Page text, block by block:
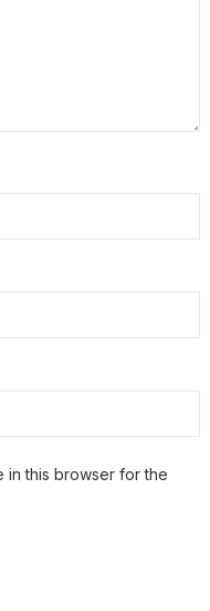
in this browser for the